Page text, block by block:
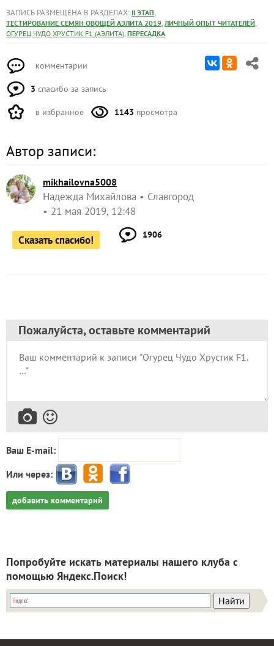
ЗАПИСЬ РАЗМЕЩЕНА В РАЗДЕЛАХ: II ЭТАП,
ТЕСТИРОВАНИЕ СЕМЯН ОВОЩЕЙ АЭЛИТА 2019, ЛИЧНЫЙ ОПЫТ ЧИТАТЕЛЕЙ,
ОГУРЕЦ ЧУДО ХРУСТИК F1 (АЭЛИТА), ПЕРЕСАДКА
комментарии
3 спасибо за запись
в избранное 1143 просмотра
Автор записи:
mikhailovna5008
Надежда Михайлова
Славгород
21 мая 2019, 12:48
Сказать спасибо! 1906
Пожалуйста, оставьте комментарий
Ваш E-mail:
Или через:
добавить комментарий
Попробуйте искать материалы нашего клуба с
помощью Яндекс.Поиск!